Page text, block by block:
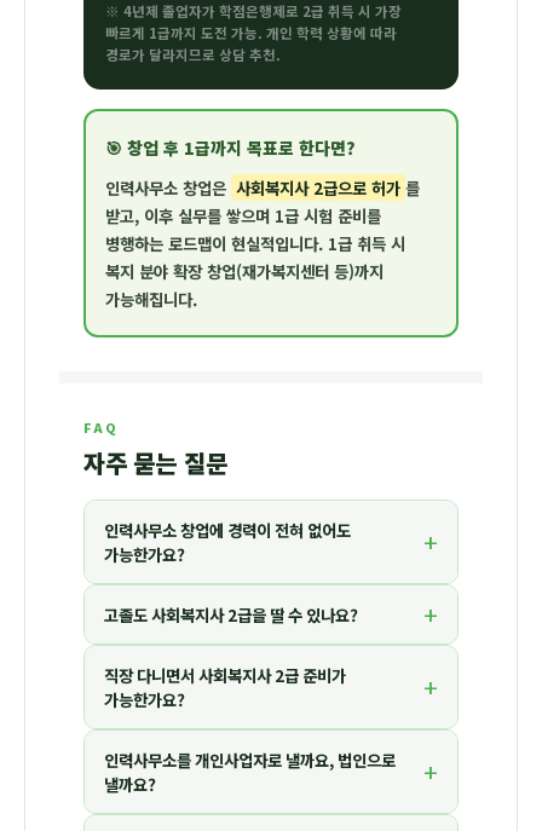
※ 4년제 졸업자가 학점은행제로 2급 취득 시 가장
빠르게 1급까지 도전 가능. 개인 학력 상황에 따라
경로가 달라지므로 상담 추천.
🎯 창업 후 1급까지 목표로 한다면?
인력사무소 창업은 사회복지사 2급으로 허가 를
받고, 이후 실무를 쌓으며 1급 시험 준비를
병행하는 로드맵이 현실적입니다. 1급 취득 시
복지 분야 확장 창업(재가복지센터 등)까지
가능해집니다.
FAQ
자주 묻는 질문
인력사무소 창업에 경력이 전혀 없어도
가능한가요?
+
네, 가능합니다. 대표자 자격 8가지 중사회복지사
2급 자격증은 별도 경력 없이 자격증만 있으면
인정됩니다. 학점은행제로 17과목을 이수하고
현장실습을 마치면 자격증이 발급됩니다.
고졸도 사회복지사 2급을 딸 수 있나요? +
네, 가능합니다. 고졸자는 학점은행제로
과정과 사회복지사 2급 이수를 병행
80학점(전문학사 기준) 안에 17과목을 포함시켜
함께 준비하면 기간을 단축할 수 있습니다.
직장 다니면서 사회복지사 2급 준비가
가능한가요?
+
학점은행제 온라인 강의는 100% 온라인으로 수강
가능하며 주차별 강의를 시간에 맞춰 자유롭게
이수할 수 있습니다. 다만현장실습 160시간은
인력사무소를 개인사업자로 낼까요, 법인으로
낼까요?
+